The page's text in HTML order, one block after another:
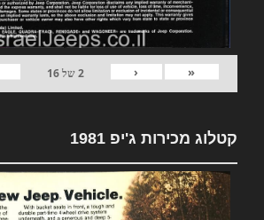
«
‹
2של16
קטלוג מכירות ג'יפ 1981